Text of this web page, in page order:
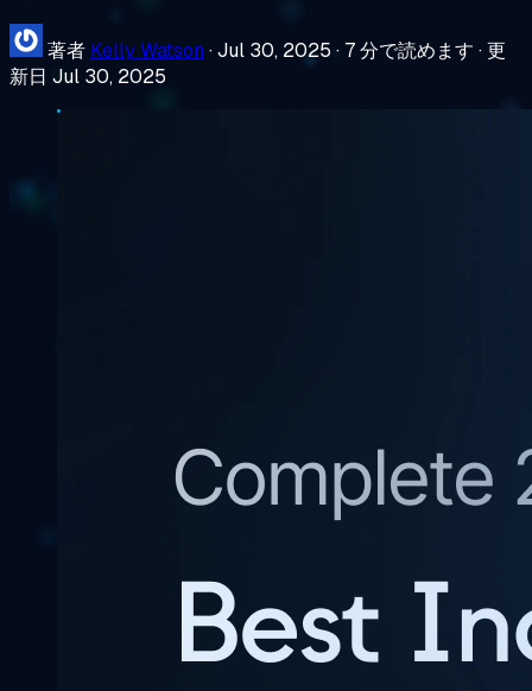
著者 Kelly Watson ·Jul 30, 2025 · 7 分で読めます ·更
新日 Jul 30, 2025